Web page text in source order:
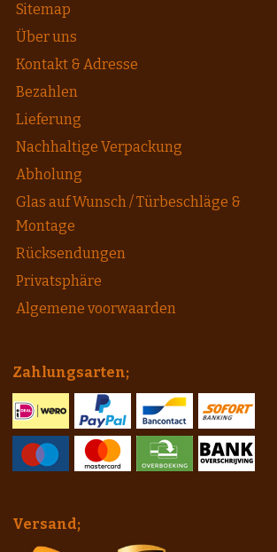
Sitemap
Über uns
Kontakt & Adresse
Bezahlen
Lieferung
Nachhaltige Verpackung
Abholung
Glas auf Wunsch / Türbeschläge &
Montage
Rücksendungen
Privatsphäre
Algemene voorwaarden
Zahlungsarten;
Versand;